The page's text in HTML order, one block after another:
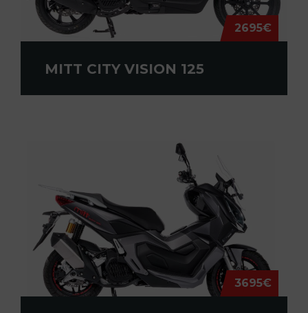
2695€
MITT CITY VISION 125
3695€